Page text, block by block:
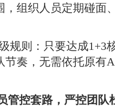
，组织人员定期碰面
规则：只要达成1+3
节奏，无需依托原有
管控套路，严控团队